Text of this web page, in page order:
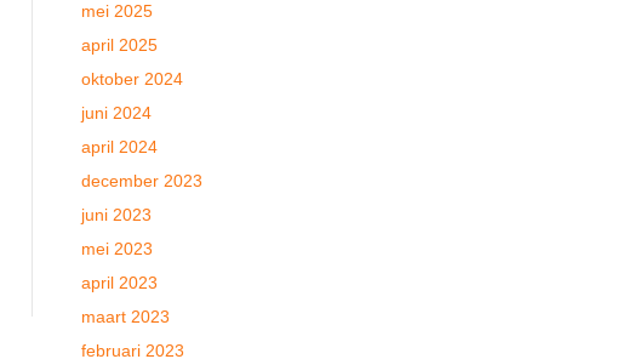
mei 2025
april 2025
oktober 2024
juni 2024
april 2024
december 2023
juni 2023
mei 2023
april 2023
maart 2023
februari 2023